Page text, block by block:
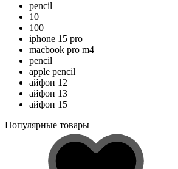
pencil
10
100
iphone 15 pro
macbook pro m4
pencil
apple pencil
айфон 12
айфон 13
айфон 15
Популярные товары